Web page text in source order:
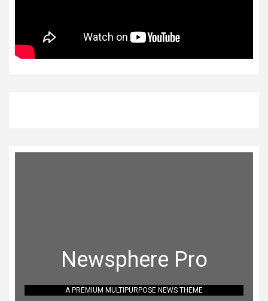
Newsphere Pro
A PREMIUM MULTIPURPOSE NEWS THEME